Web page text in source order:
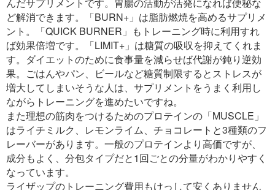
ど解消できます。「BURN+」は脂肪燃焼を高めるサプリメ
ント。「QUICK BURNER」もトレーニング時に利用すれ
ば効果倍増です。「LIMIT+」は糖質の吸収を抑えてくれま
す。ダイエットのために食事量を減らせば代謝が鈍り逆効
果。ごはんやパン、ビールなど糖質制限するとストレスが
増大してしまいそうな人は、サプリメントをうまく利用し
ながらトレーニングを進めたいですね。
また理想の筋肉をつけるためのプロテインの「MUSCLE」
はライチミルク、レモンライム、チョコレートと3種類のフ
レーバーがあります。一般のプロテインより高価ですが、
成分もよく、分包タイプだと1回ごとの分量がわかりやすく
なっています。
ライザップのトレーニング費用もけっして安くありません